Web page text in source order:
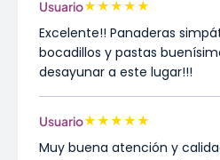
Usuario★★★★★
Excelente!! Panaderas
bocadillos y pastas
desayunar a este lugar!!!
Usuario★★★★★
Muy buena atención y